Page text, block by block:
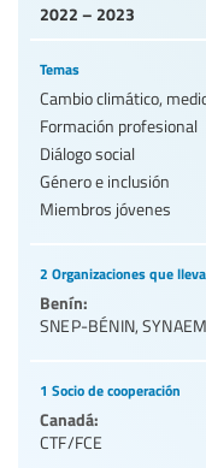
2022 – 2023
Temas
Cambio climático,
Formación profesional
Diálogo social
Género e inclusión
Miembros jóvenes
2 Organizaciones que
Benín:
SNEP-BÉNIN, SYNAEM
1 Socio de cooperación
Canadá:
CTF/FCE